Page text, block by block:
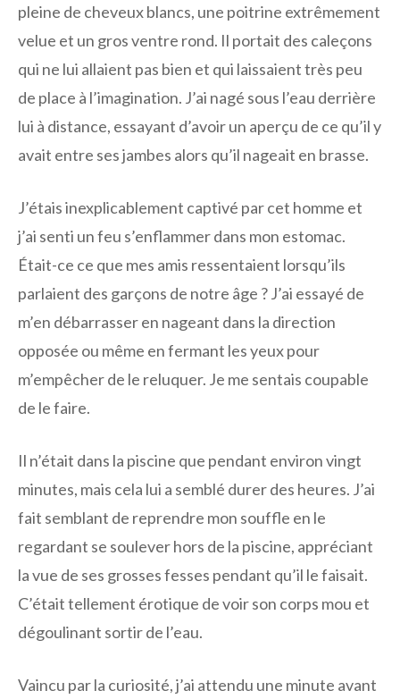
pleine de cheveux blancs, une poitrine extrêmement
velue et un gros ventre rond. Il portait des caleçons
qui ne lui allaient pas bien et qui laissaient très peu
de place à l’imagination. J’ai nagé sous l’eau derrière
lui à distance, essayant d’avoir un aperçu de ce qu’il y
avait entre ses jambes alors qu’il nageait en brasse.
J’étais inexplicablement captivé par cet homme et
j’ai senti un feu s’enflammer dans mon estomac.
Était-ce ce que mes amis ressentaient lorsqu’ils
parlaient des garçons de notre âge ? J’ai essayé de
m’en débarrasser en nageant dans la direction
opposée ou même en fermant les yeux pour
m’empêcher de le reluquer. Je me sentais coupable
de le faire.
Il n’était dans la piscine que pendant environ vingt
minutes, mais cela lui a semblé durer des heures. J’ai
fait semblant de reprendre mon souffle en le
regardant se soulever hors de la piscine, appréciant
la vue de ses grosses fesses pendant qu’il le faisait.
C’était tellement érotique de voir son corps mou et
dégoulinant sortir de l’eau.
Vaincu par la curiosité, j’ai attendu une minute avant